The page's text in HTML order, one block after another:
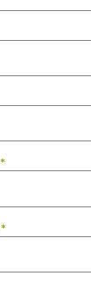
*
*